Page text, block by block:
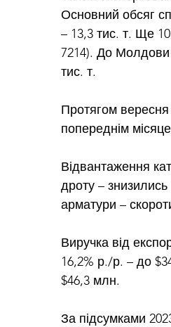
Основний обсяг
– 13,3 тис. т. Ще
7214). До Молдови
тис. т.
Протягом вересня
попереднім
Відвантаження
дроту –
арматури –
Виручка від
16,2% р./р. – до
$46,3 млн.
За підсумками